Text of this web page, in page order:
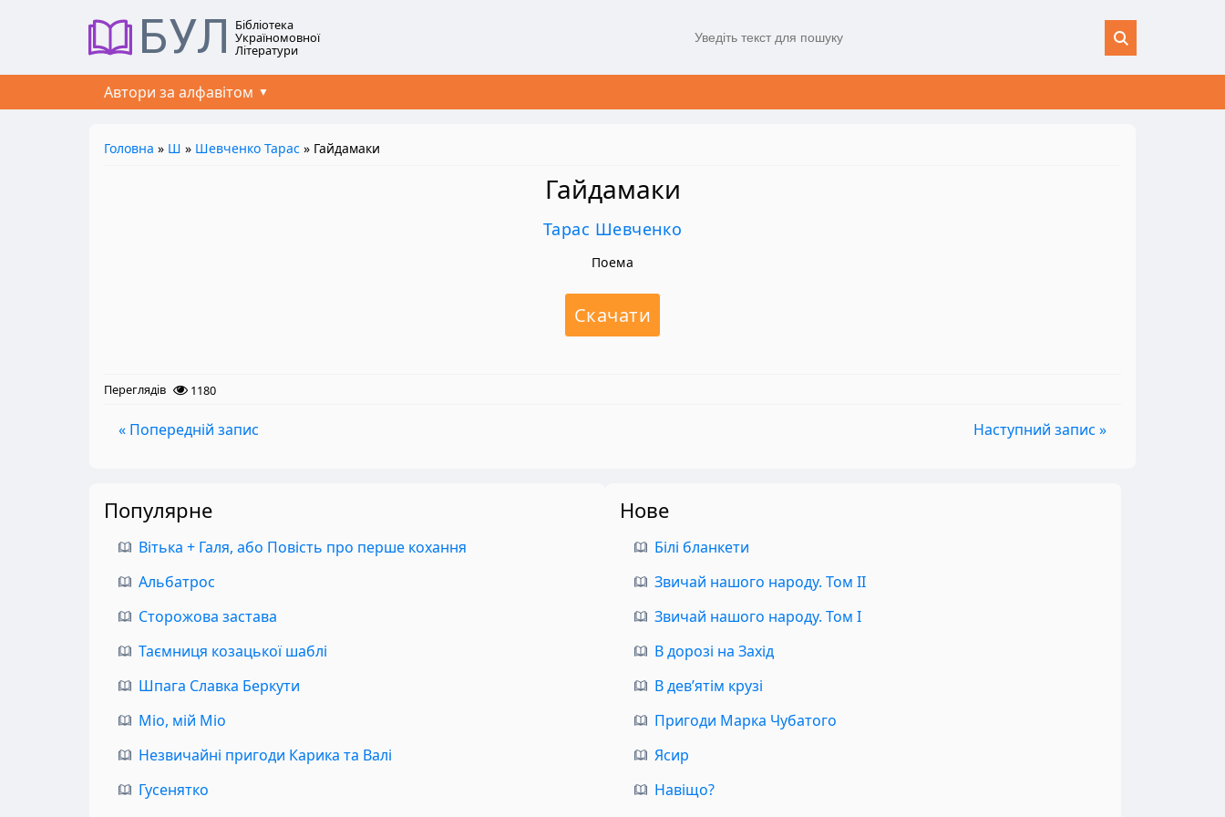
БУЛ Бібліотека
Україномовної
Літератури
Автори за алфавітом
Головна » Ш » Шевченко Тарас » Гайдамаки
Гайдамаки
Тарас Шевченко
Поема
Скачати
Переглядів 1180
« Попередній запис Наступний запис »
Популярне
Вітька + Галя, або Повість про перше кохання
Альбатрос
Сторожова застава
Таємниця козацької шаблі
Шпага Славка Беркути
Міо, мій Міо
Незвичайні пригоди Карика та Валі
Гусенятко
Нове
Білі бланкети
Звичай нашого народу. Том II
Звичай нашого народу. Том I
В дорозі на Захід
В дев’ятім крузі
Пригоди Марка Чубатого
Ясир
Навіщо?